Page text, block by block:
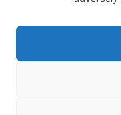
RAS